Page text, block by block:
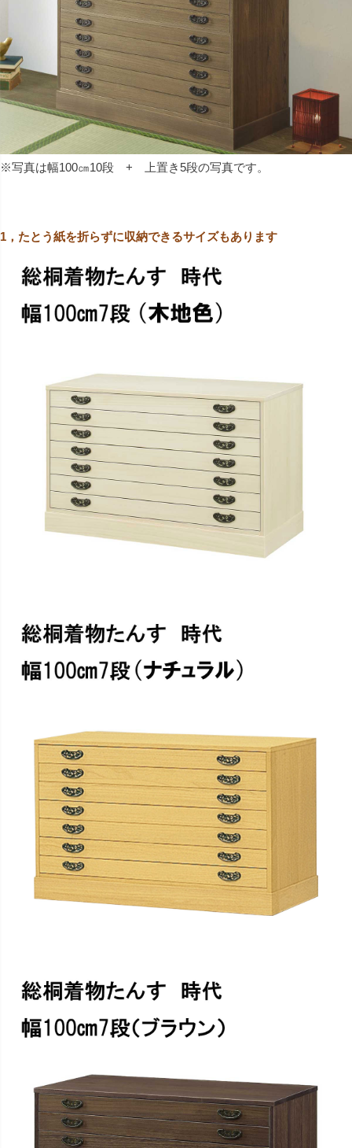
※写真は幅100㎝10段 + 上置き5段の写真です。
1，たとう紙を折らずに収納できるサイズもあります